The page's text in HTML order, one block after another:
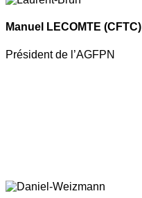
Manuel LECOMTE (CFTC)
Président de l’AGFPN